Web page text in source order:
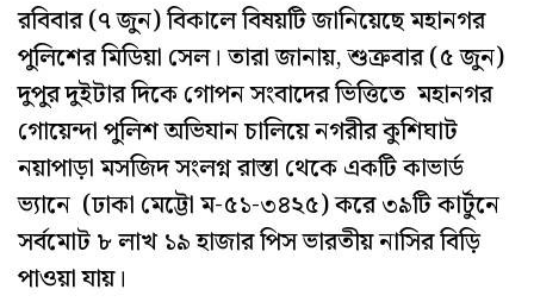
রবিবার (৭ জুন) বিকালে বিষয়টি জানিয়েছে মহানগর
পুলিশের মিডিয়া সেল। তারা জানায়, শুক্রবার (৫ জুন)
দুপুর দুইটার দিকে গোপন সংবাদের ভিত্তিতে মহানগর
গোয়েন্দা পুলিশ অভিযান চালিয়ে নগরীর কুশিঘাট
নয়াপাড়া মসজিদ সংলগ্ন রাস্তা থেকে একটি কাভার্ড
ভ্যানে (ঢাকা মেট্টো ম-৫১-৩৪২৫) করে ৩৯টি কার্টুনে
সর্বমোট ৮ লাখ ১৯ হাজার পিস ভারতীয় নাসির বিড়ি
পাওয়া যায়।